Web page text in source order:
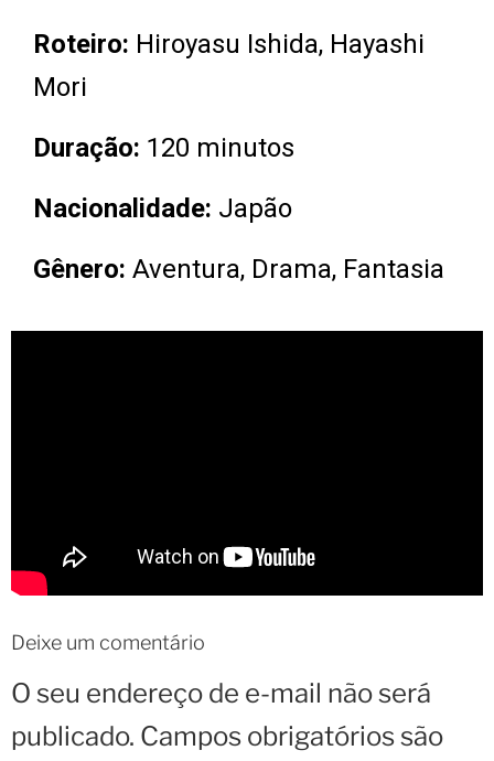
Roteiro: Hiroyasu Ishida, Hayashi
Mori
Duração: 120 minutos
Nacionalidade: Japão
Gênero: Aventura, Drama, Fantasia
Deixe um comentário
O seu endereço de e-mail não será
publicado. Campos obrigatórios são